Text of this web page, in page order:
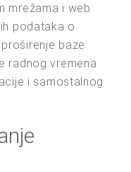
mrežama i web
podataka o
baze
radnog vremena
i samostalnog